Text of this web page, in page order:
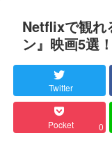
Netflixで観れ
ン』映画5選！
Twitter
Pocket 0